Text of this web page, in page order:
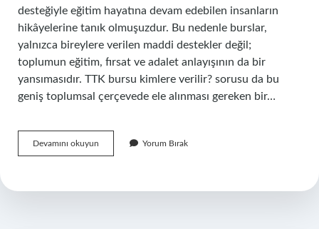
desteğiyle eğitim hayatına devam edebilen insanların
hikâyelerine tanık olmuşuzdur. Bu nedenle burslar,
yalnızca bireylere verilen maddi destekler değil;
toplumun eğitim, fırsat ve adalet anlayışının da bir
yansımasıdır. TTK bursu kimlere verilir? sorusu da bu
geniş toplumsal çerçevede ele alınması gereken bir…
Devamını okuyun
bursu
?
Yorum Bırak